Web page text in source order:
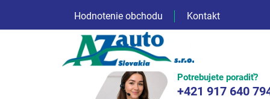
obsah
Hodnotenie obchodu Kontakt
Potrebujete poradiť?
+421 917 640